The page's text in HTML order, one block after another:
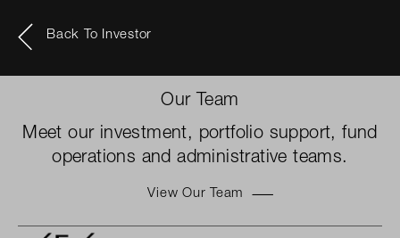
Back To Investor
Our Team
Meet our investment, portfolio support, fund
operations and administrative teams.
View Our Team